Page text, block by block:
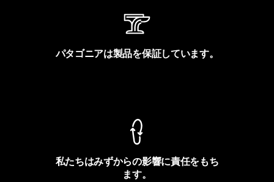
パタゴニアは製品を保証しています。
私たちはみずからの影響に責任をもち
ます。